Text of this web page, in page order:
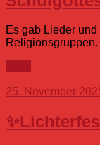
Es gab Lieder
Religionsgruppen.
25. November